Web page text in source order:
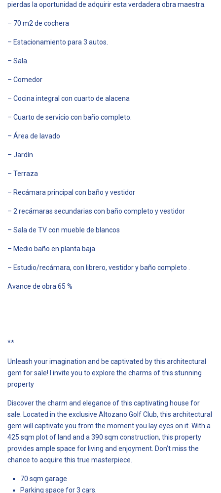
pierdas la oportunidad de adquirir esta verdadera obra maestra.
– 70 m2 de cochera
– Estacionamiento para 3 autos.
– Sala.
– Comedor
– Cocina integral con cuarto de alacena
– Cuarto de servicio con baño completo.
– Área de lavado
– Jardín
– Terraza
– Recámara principal con baño y vestidor
– 2 recámaras secundarias con baño completo y vestidor
– Sala de TV con mueble de blancos
– Medio baño en planta baja.
– Estudio/recámara, con librero, vestidor y baño completo .
Avance de obra 65 %
**
Unleash your imagination and be captivated by this architectural
gem for sale! I invite you to explore the charms of this stunning
property
Discover the charm and elegance of this captivating house for
sale. Located in the exclusive Altozano Golf Club, this architectural
gem will captivate you from the moment you lay eyes on it. With a
425 sqm plot of land and a 390 sqm construction, this property
provides ample space for living and enjoyment. Don’t miss the
chance to acquire this true masterpiece.
70 sqm garage
Parking space for 3 cars.